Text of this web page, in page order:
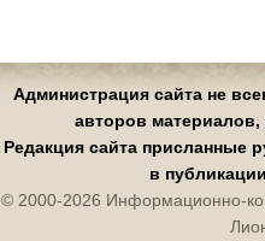
Администрация сайта не
авторов
Редакция сайта присланные
в
© 2000-2026 Информационно-